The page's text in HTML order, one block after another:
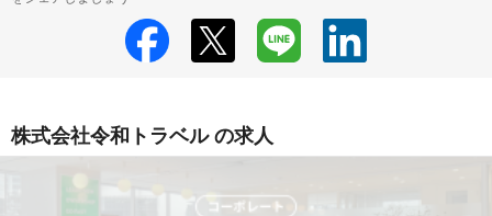
株式会社令和トラベル の求人